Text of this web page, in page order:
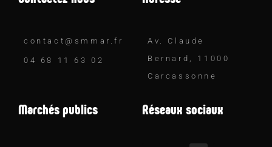
contact@smmar.fr
04 68 11 63 02
Av. Claude
Bernard, 11000
Carcassonne
Marchés publics Réseaux sociaux